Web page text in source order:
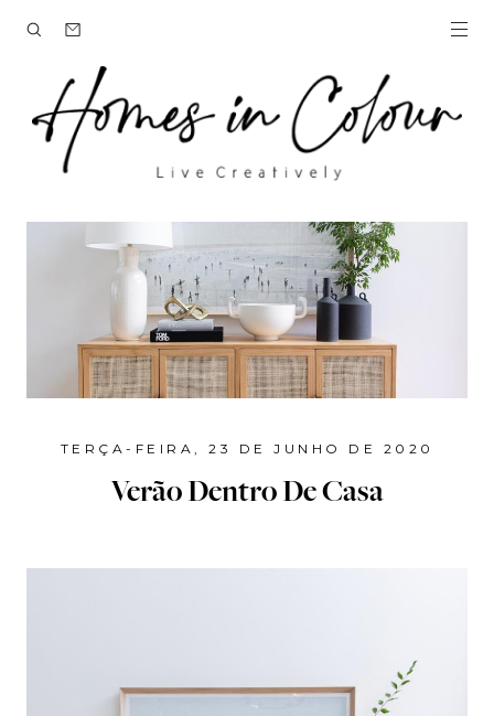
TERÇA-FEIRA, 23 DE JUNHO DE 2020
Verão Dentro De Casa